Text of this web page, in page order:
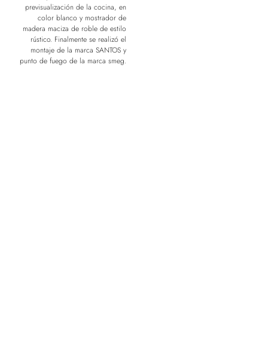
previsualización de la cocina, en
color blanco y mostrador de
madera maciza de roble de estilo
rústico. Finalmente se realizó el
montaje de la marca SANTOS y
punto de fuego de la marca smeg.